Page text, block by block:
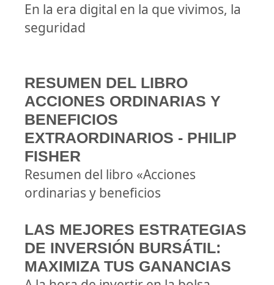
En la era digital en la que vivimos, la
seguridad
RESUMEN DEL LIBRO
ACCIONES ORDINARIAS Y
BENEFICIOS
EXTRAORDINARIOS - PHILIP
FISHER
Resumen del libro «Acciones
ordinarias y beneficios
LAS MEJORES ESTRATEGIAS
DE INVERSIÓN BURSÁTIL:
MAXIMIZA TUS GANANCIAS